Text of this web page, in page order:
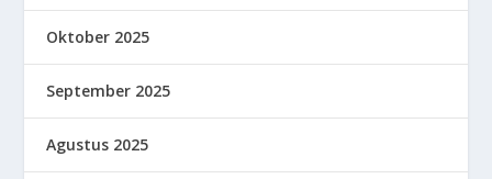
Oktober 2025
September 2025
Agustus 2025